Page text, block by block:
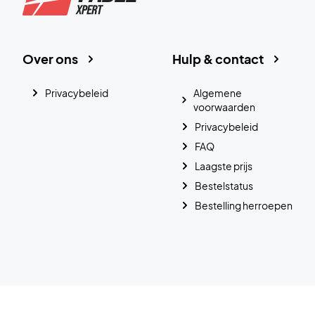
Hulp & contact
Algemene
voorwaarden
Privacybeleid
FAQ
Laagste prijs
Bestelstatus
Bestelling herroepen
Over ons
Privacybeleid